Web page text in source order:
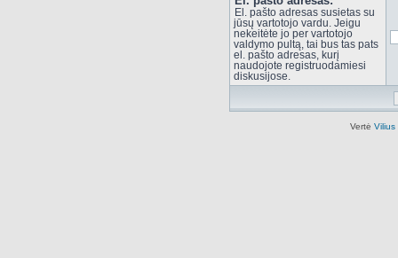
El. pašto adresas susietas su
jūsų vartotojo vardu. Jeigu
nekeitėte jo per vartotojo
valdymo pultą, tai bus tas pats
el. pašto adresas, kurį
naudojote registruodamiesi
diskusijose.
Vertė Vilius